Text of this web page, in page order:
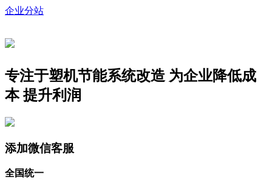
企业分站
专注于塑机节能系统改造 为企业降低成
本 提升利润
添加微信客服
全国统一